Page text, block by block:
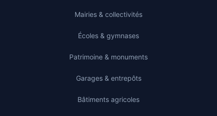
Mairies & collectivités
Écoles & gymnases
Patrimoine & monuments
Garages & entrepôts
Bâtiments agricoles